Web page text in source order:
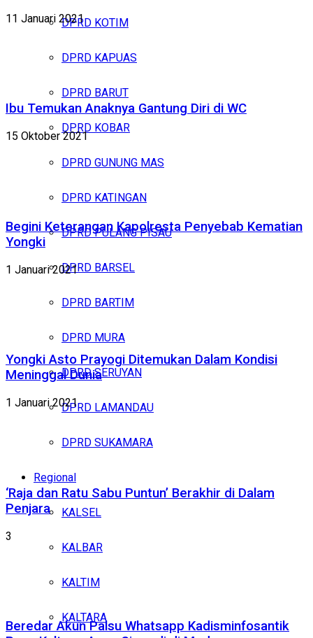
DPRD KOTIM
DPRD KAPUAS
DPRD BARUT
DPRD KOBAR
DPRD GUNUNG MAS
DPRD KATINGAN
DPRD PULANG PISAU
DPRD BARSEL
DPRD BARTIM
DPRD MURA
DPRD SERUYAN
DPRD LAMANDAU
DPRD SUKAMARA
Regional
KALSEL
KALBAR
KALTIM
KALTARA
11 Januari 2021
Ibu Temukan Anaknya Gantung Diri di WC
15 Oktober 2021
Begini Keterangan Kapolresta Penyebab Kematian
Yongki
1 Januari 2021
Yongki Asto Prayogi Ditemukan Dalam Kondisi
Meninggal Dunia
1 Januari 2021
‘Raja dan Ratu Sabu Puntun’ Berakhir di Dalam
Penjara
3
Beredar Akun Palsu Whatsapp Kadisminfosantik